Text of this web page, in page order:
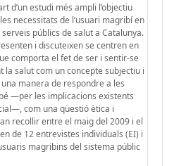
d’un estudi més ampli l’objectiu
necessitats de l’usuari magribí en
públics de salut a Catalunya.
i discuteixen se centren en
comporta el fet de ser i sentir-se
la salut com un concepte subjectiu i
manera de respondre a les
—per les implicacions existents
com una qüestió ètica i
recollir entre el maig del 2009 i el
de 12 entrevistes individuals (EI) i
magribins del sistema públic